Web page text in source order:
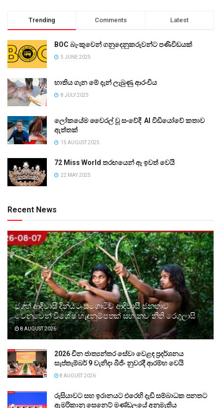
Trending Comments Latest
BOC බැංකුවෙන් ගනුදෙනුකරුවන්ට පණිවිඩයක්
5 JUNE 2025
භාතිය ගැන මේ දැන් ලැබුණු ආරංචිය
8 JULY 2025
ලෝකයේම වෛරල් වූ සංවේදී AI වීඩියෝවේ කතාව
ඇත්තක්
15 AUGUST 2025
72 Miss World තරඟයෙන් ඈ ඉවත් වෙයි
22 MAY 2025
Recent News
ජගත් ආදිවාසි දිනයට සමගාමීව ආදිවාසී ජනතාව
වෙනුවෙන් විශේෂ හැඳුනුම්පතක් සහ නව නීති රෙගුලාසි
8 AUGUST 2026
2026 චීන ජාත්‍යන්තර සේවා වෙළඳ ප්‍රදර්ශනය
සැප්තැම්බර් 9 වැනිදා බීජිං නුවරදී ආරම්භ වෙයි
8 AUGUST 2026
රුසියාවට සහ ඉරානයට එරෙහි දැඩි සම්බාධක පනතට
ඇමරිකානු සෙනෙට් මණ්ඩලයේ අනුමැතිය